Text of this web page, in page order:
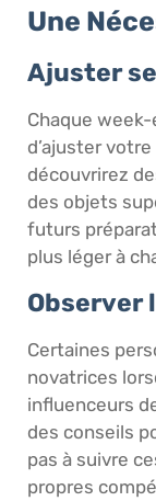
Une
Ajuster
Chaque
d’ajuster
découvrirez
des objets
futurs
plus léger à
Observer
Certaines
novatrices
influenceurs
des conseils
pas à suivre
propres